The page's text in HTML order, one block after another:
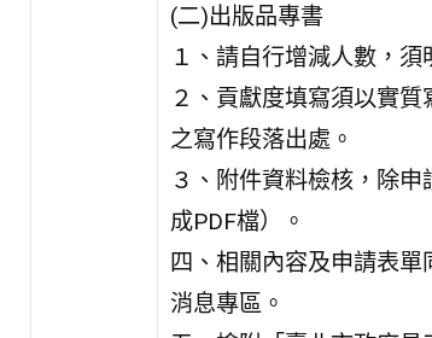
(二)出版品專書
１、請自行增減人數，
２、貢獻度填寫須以實
之寫作段落出處。
３、附件資料檢核，除
成PDF檔）。
四、相關內容及申請表
消息專區。